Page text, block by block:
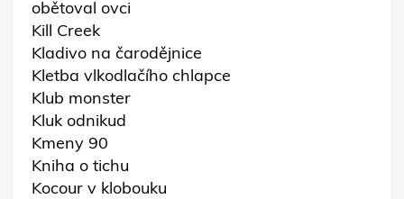
obětoval ovci
Kill Creek
Kladivo na čarodějnice
Kletba vlkodlačího chlapce
Klub monster
Kluk odnikud
Kmeny 90
Kniha o tichu
Kocour v klobouku